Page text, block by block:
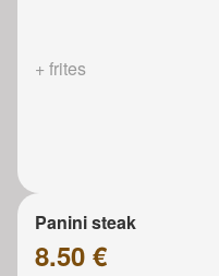
+ frites
Panini steak
8.50 €